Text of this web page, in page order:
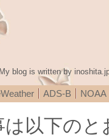
blog is written by
ADS-B NOAA
は以下の